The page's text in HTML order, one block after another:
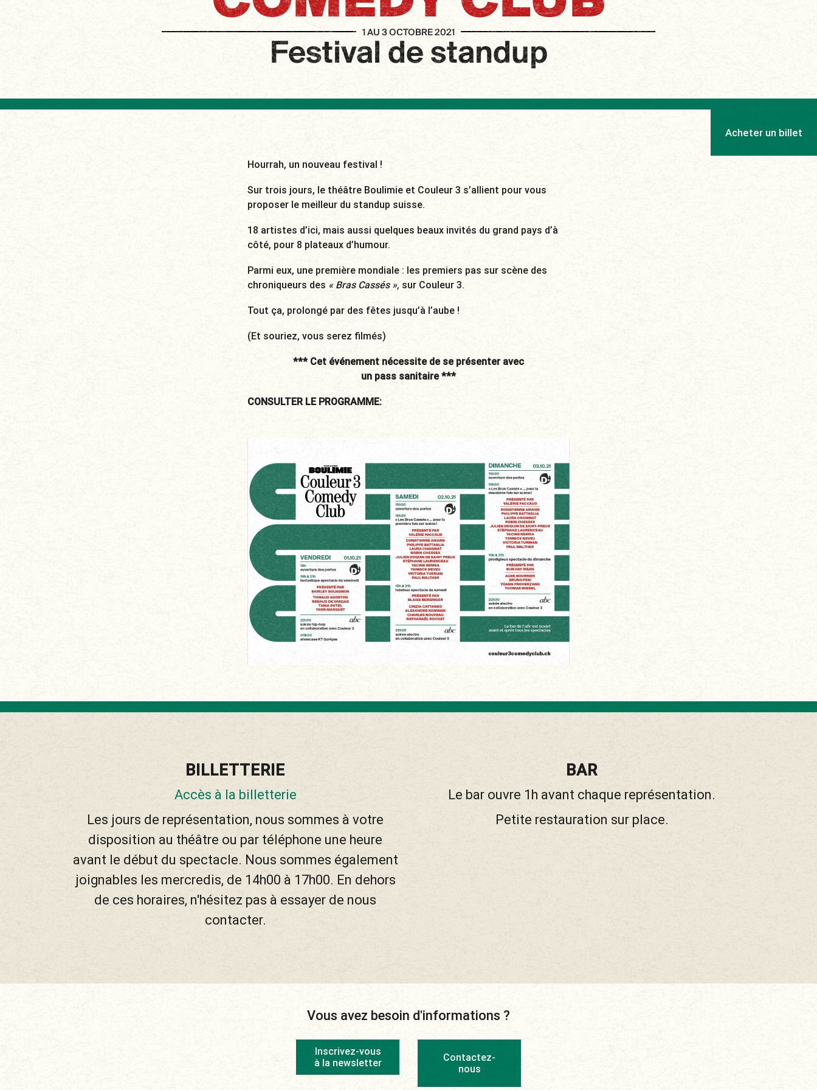
1 AU 3 OCTOBRE 2021
Festival de standup
Acheter un billet
Hourrah, un nouveau festival !
Sur trois jours, le théâtre Boulimie et Couleur 3 s’allient pour vous
proposer le meilleur du standup suisse.
18 artistes d’ici, mais aussi quelques beaux invités du grand pays d’à
côté, pour 8 plateaux d’humour.
Parmi eux, une première mondiale : les premiers pas sur scène des
chroniqueurs des « Bras Cassés », sur Couleur 3.
Tout ça, prolongé par des fêtes jusqu’à l’aube !
(Et souriez, vous serez filmés)
*** Cet événement nécessite de se présenter avec
un pass sanitaire ***
CONSULTER LE PROGRAMME:
BILLETTERIE
Accès à la billetterie
Les jours de représentation, nous sommes à votre
disposition au théâtre ou par téléphone une heure
avant le début du spectacle. Nous sommes également
joignables les mercredis, de 14h00 à 17h00. En dehors
de ces horaires, n'hésitez pas à essayer de nous
contacter.
BAR
Le bar ouvre 1h avant chaque représentation.
Petite restauration sur place.
Vous avez besoin d'informations ?
Inscrivez-vous
à la newsletter
Contactez-
nous